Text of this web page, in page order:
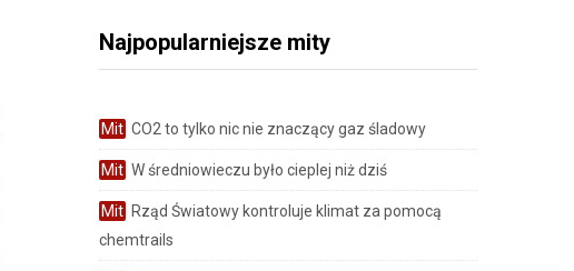
Najpopularniejsze mity
Mit CO2 to tylko nic nie znaczący gaz śladowy
Mit W średniowieczu było cieplej niż dziś
Mit Rząd Światowy kontroluje klimat za pomocą
chemtrails